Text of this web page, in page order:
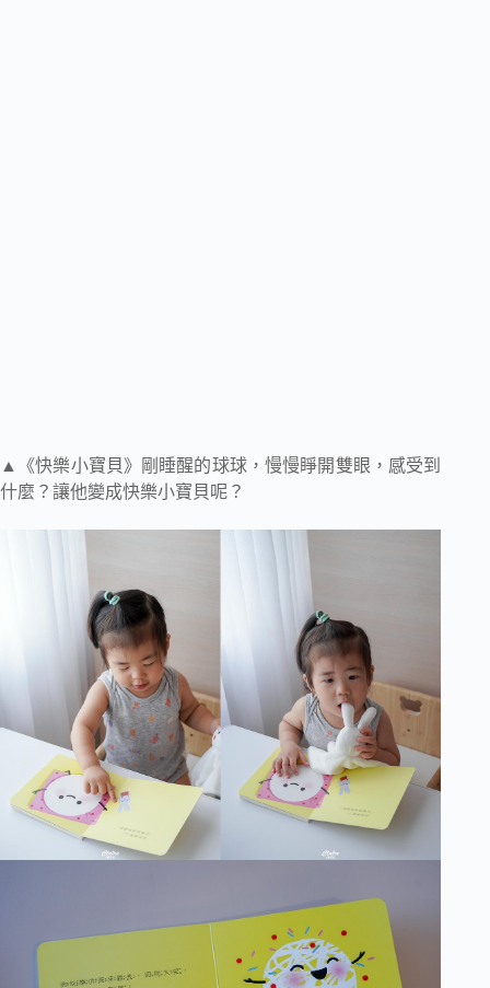
▲《快樂小寶貝》剛睡醒的球球，慢慢睜開雙眼，感受到
什麼？讓他變成快樂小寶貝呢？